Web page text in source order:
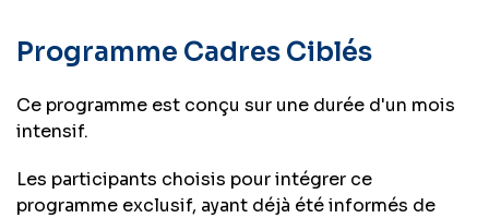
Programme Cadres Ciblés
Ce programme est conçu sur une durée d'un mois
intensif.
Les participants choisis pour intégrer ce
programme exclusif, ayant déjà été informés de